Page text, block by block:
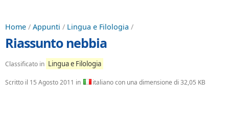
Home / Appunti / Lingua e Filologia /
Riassunto nebbia
Classificato in Lingua e Filologia
Scritto il 15 Agosto 2011 in italiano con una dimensione di 32,05 KB